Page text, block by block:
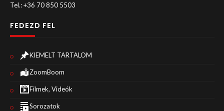
Tel.: +36 70 850 5503
FEDEZD FEL
KIEMELT TARTALOM
ZoomBoom
Filmek, Videók
Sorozatok